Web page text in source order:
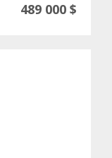
489 000 $